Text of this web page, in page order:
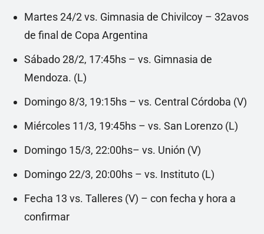
Martes 24/2 vs. Gimnasia de Chivilcoy – 32avos
de final de Copa Argentina
Sábado 28/2, 17:45hs – vs. Gimnasia de
Mendoza. (L)
Domingo 8/3, 19:15hs – vs. Central Córdoba (V)
Miércoles 11/3, 19:45hs – vs. San Lorenzo (L)
Domingo 15/3, 22:00hs– vs. Unión (V)
Domingo 22/3, 20:00hs – vs. Instituto (L)
Fecha 13 vs. Talleres (V) – con fecha y hora a
confirmar